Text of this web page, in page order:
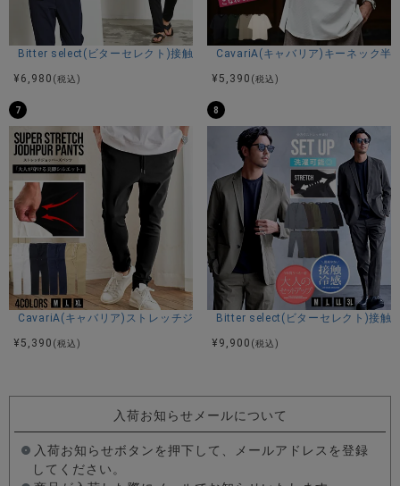
Bitter select(ビターセレクト)接触冷感スーパーストレッチバンドカラー
¥ 6,980 (税込)
CavariA(キャバリア)キーネック半
¥ 5,390 (税込)
7
CavariA(キャバリア)ストレッチジョッパーパンツ/全4色
¥ 5,390 (税込)
8
Bitter select(ビターセレクト)接触
¥ 9,900 (税込)
入荷お知らせメールについて
入荷お知らせボタンを押下して、メールアドレスを登録
してください。